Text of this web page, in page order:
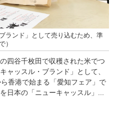
ランド」として売り込むため、準
）
四谷千枚田で収穫された米でつ
ャッスル・ブランド」として、
香港で始まる「愛知フェア」で
日本の「ニューキャッスル」...